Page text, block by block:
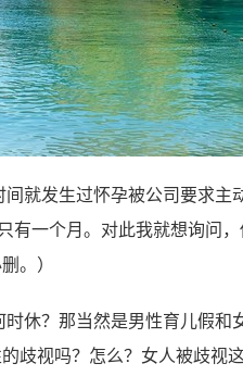
间就发生过怀孕被公司要求
有一个月。对此我就想询问
。）
休？那当然是男性育儿假和
歧视吗？怎么？女人被歧视